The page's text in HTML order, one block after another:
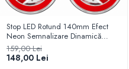
Stop LED Rotund 140mm Efect
Neon Semnalizare Dinamică
12V/24V
159,00 Lei
148,00 Lei